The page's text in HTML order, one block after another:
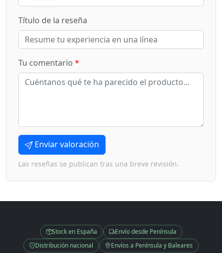
Título de la reseña
Tu comentario *
Enviar valoración
Las reseñas se publican tras una breve revisión.
Stock en España
Envío desde Península
Distribución nacional
Envíos a Península y Baleares